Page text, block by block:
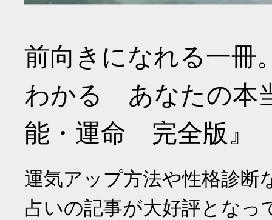
前向きになれる一冊
わかる あなたの本
能・運命 完全版』
運気アップ方法や性格診断
占いの記事が大好評となっ